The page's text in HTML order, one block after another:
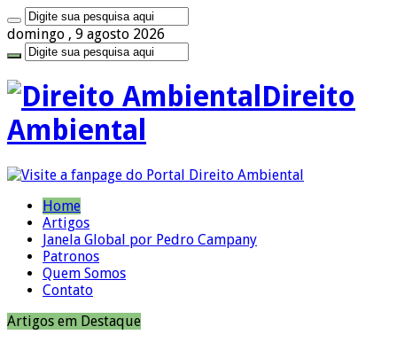
domingo , 9 agosto 2026
Direito
Ambiental
Home
Artigos
Janela Global por Pedro Campany
Patronos
Quem Somos
Contato
Artigos em Destaque